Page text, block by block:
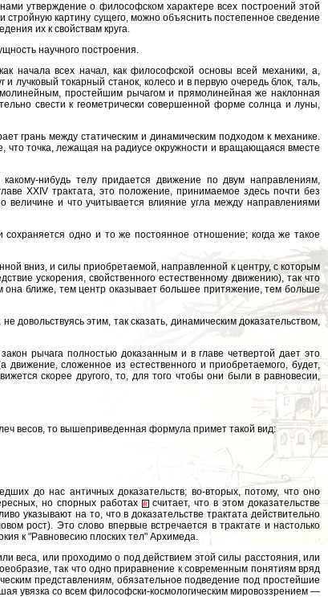
утверждение о философском характере всех построений этой
картину сущего, можно объяснить постепенное сведение
их к свойствам круга.
научного построения.
начала всех начал, как философской основы всей механики, а,
лучковый токарный станок, колесо и в первую очередь блок, таль,
простейшим рычагом и прямолинейная же наклонная
свести к геометрически совершенной форме солнца и луны,
грань между статическим и динамическим подходом к механике.
что точка, лежащая на радиусе окружности и вращающаяся вместе
нибудь телу придается движение по двум направлениям,
XXIV трактата, это положение, принимаемое здесь почти без
величине и что учитывается влияние угла между направлениями
одно и то же постоянное отношение; когда же такое
вниз, и силы приобретаемой, направленной к центру, с которым
ускорения, свойственного естественному движению), так что
она ближе, тем центр оказывает большее притяжение, тем больше
этим, так сказать, динамическим доказательством,
рычага полностью доказанным и в главе четвертой дает это
сложенное из естественного и приобретаемого, будет,
скорее другого, то, для того чтобы они были в равновесии,
весов, то вышеприведенная формула примет такой вид:
до нас античных доказательств; во-вторых, потому, что оно
но спорных работах
считает, что в этом доказательстве
указывают на то, что в доказательстве трактата действительно
рост). Это слово впервые встречается в трактате и настолько
к "Равновесию плоских тел" Архимеда.
веса, или проходимо о под действием этой силы расстояния, или
так что одно приравнение к современным понятиям вряд
представлениям, обязательное подведение под простейшие
увязка со всем философски-космологическим мировоззрением —